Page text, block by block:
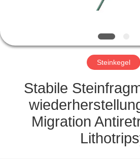
SIE
MIT
VERBINDUNG
FORDERN
Steinkegel
Stabile
Migration